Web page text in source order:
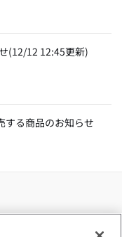
(12/12 12:45更新)
する商品のお知らせ